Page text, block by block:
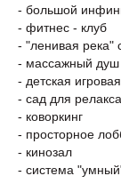
- большой
- фитнес - клуб
- "ленивая река"
- массажный душ
- детская
- сад для
- коворкинг
- просторное
- кинозал
- система